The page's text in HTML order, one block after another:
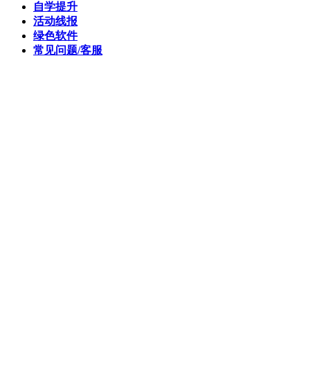
自学提升
活动线报
绿色软件
常见问题/客服